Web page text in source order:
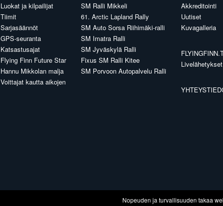
Luokat ja kilpailijat
Tiimit
Sarjasäännöt
GPS-seuranta
Katsastusajat
Flying Finn Future Star
Hannu Mikkolan malja
Voittajat kautta aikojen
SM Ralli Mikkeli
61. Arctic Lapland Rally
SM Auto Sorsa Riihimäki-ralli
SM Imatra Ralli
SM Jyväskylä Ralli
Fixus SM Ralli Kitee
SM Porvoon Autopalvelu Ralli
Akkreditointi
Uutiset
Kuvagalleria
Livelähetykset
Nopeuden ja turvallisuuden takaa